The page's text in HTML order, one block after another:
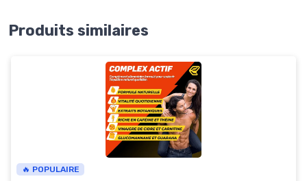
Produits similaires
🔥 POPULAIRE